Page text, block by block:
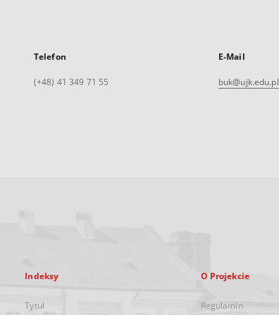
Telefon
(+48) 41 349 71 55
E-Mail
buk@ujk.edu.pl
Indeksy
Tytuł
O Projekcie
Regulamin